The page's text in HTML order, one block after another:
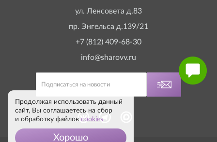
ул. Ленсовета д.83
пр. Энгельса д.139/21
+7 (812) 409-68-30
info@sharovv.ru
Продолжая использовать данный
сайт, Вы соглашаетесь на сбор
и обработку файлов cookies
Хорошо